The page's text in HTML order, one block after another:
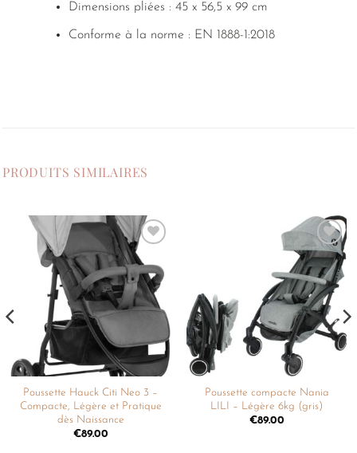
Dimensions pliées : 45 x 56,5 x 99 cm
Conforme à la norme : EN 1888-1:2018
PRODUITS SIMILAIRES
Ajouter
à la
liste de
souhaits
Poussette Hauck Citi Neo 3 –
Compacte, Légère et Pratique
dès Naissance
€89.00
Ajouter
à la
liste de
souhaits
Poussette compacte Nania
LILI – Légère 6kg (gris)
€89.00